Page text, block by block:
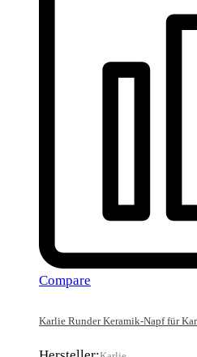
Compare
Karlie Runder Keramik-Napf für